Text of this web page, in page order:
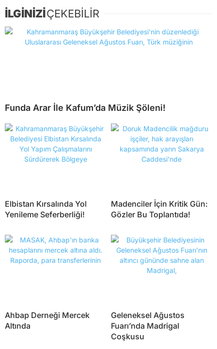
İLGİNİZİÇEKEBİLİR
Funda Arar İle Kafum’da Müzik Şöleni!
Elbistan Kırsalında Yol
Yenileme Seferberliği!
Madenciler İçin Kritik Gün:
Gözler Bu Toplantıda!
Ahbap Derneği Mercek
Altında
Geleneksel Ağustos
Fuarı’nda Madrigal
Coşkusu